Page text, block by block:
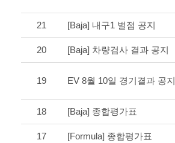
21 [Baja] 내구1 벌점 공지
20 [Baja] 차량검사 결과 공지
19 EV 8월 10일 경기결과 공지
18 [Baja] 종합평가표
17 [Formula] 종합평가표